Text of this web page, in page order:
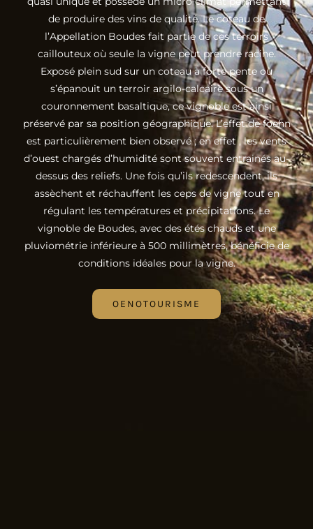
de produire des vins de qualité. Le coteau de
l’Appellation Boudes fait partie de ces terroirs
caillouteux où seule la vigne peut prendre racine.
Exposé plein sud sur un coteau à forte pente où
s’épanouit un terroir argilo-calcaire sous un
couronnement basaltique, ce vignoble est ainsi
préservé par sa position géographique. L’effet de foehn
est particulièrement bien observé ; en effet , les vents
d’ouest chargés d’humidité sont souvent entrainés au-
dessus des reliefs. Une fois qu’ils redescendent, ils
assèchent et réchauffent les ceps de vigne tout en
régulant les températures et précipitations. Le
vignoble de Boudes, avec des étés chauds et une
pluviométrie inférieure à 500 millimètres, bénéficie de
conditions idéales pour la vigne.
OENOTOURISME